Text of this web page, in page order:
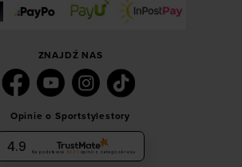
ZNAJDŹ NAS
Opinie o Sportstylestory
4.9 Na podstawie 6031 opinii z całego okresu